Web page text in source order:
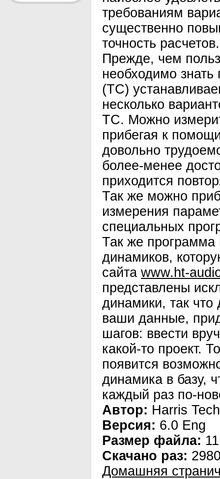
требованиям
существенно
точность расчетов.
Прежде, чем
необходимо
(ТС)
несколько
ТС. Можно
прибегая к
довольно
более-менее
приходится
Так же можно
измерения
специальных
Так же программа
динамиков,
сайта www.ht-
представлены
динамики, так что
ваши данные,
шагов: ввести
какой-то проект.
появится
динамика в базу,
каждый раз по-
Автор: Harris
Версия: 6.0 Eng
Размер файла:
Скачано раз:
Домашняя